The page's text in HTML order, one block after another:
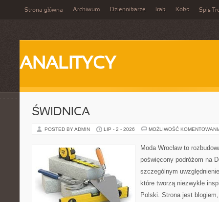
Strona główna Archiwum Dziennikarze Irak Koks Spis
ANALITYCY
ŚWIDNICA
POSTED BY ADMIN LIP - 2 - 2026 MOŻLIWOŚĆ
Moda Wrocław to
poświęcony podróżom na
szczególnym
które tworzą niezwykle
Polski. Strona jest